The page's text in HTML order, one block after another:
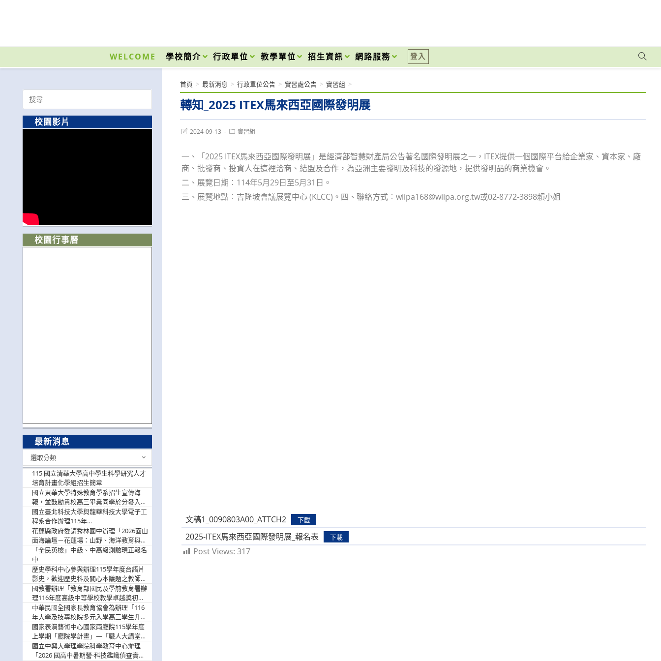
內
WELCOME 學校簡介 行政單位 教學單位 招生資訊 網路服務 登入
轉知_2025 ITEX馬來西亞國際發明展
首頁 > 最新消息 > 行政單位公告 > 實習處公告 > 實習組 >
Post2024-09-13
Post實習組
一、「2025 ITEX馬來西亞國際發明展」是經濟部智慧財產局公告著名國際發明展之一，ITEX提供一個國際平台給企業家、資本家、廠
商、批發商、投資人在這裡洽商、結盟及合作，為亞洲主要發明及科技的發源地，提供發明品的商業機會。
二、展覽日期︰114年5月29日至5月31日。
三、展覽地點︰吉隆坡會議展覽中心 (KLCC)。四、聯絡方式︰wiipa168@wiipa.org.tw或02-8772-3898賴小姐
文稿1_0090803A00_ATTCH2 下載
2025-ITEX馬來西亞國際發明展_報名表 下載
Post Views: 317
Search
for:
校園影片
校園行事曆
最新消息
選取分類
115 國立清華大學高中學生科學研究人才
培育計畫化學組招生簡章
國立東華大學特殊教育學系招生宣傳海
報，並鼓勵貴校高三畢業同學於分發入學
階段踴躍選填。
國立臺北科技大學與龍華科技大學電子工
程系合作辦理115年
「115.08.10~08.12「AI賦能應用於智慧半
導體研習營」，歡迎學生踴躍報名參加
花蓮縣政府委請秀林國中辦理「2026面山
面海論壇－花蓮場：山野、海洋教育與戶
外安全實務課程」，歡迎踴躍報名參加
「全民英檢」中級、中高級測驗現正報名
中
歷史學科中心參與辦理115學年度台語片
影史，歡迎歷史科及關心本議題之教師踴
躍報名參加
國教署辦理「教育部國民及學前教育署辦
理116年度高級中等學校教學卓越獎初選
實施計畫」，鼓勵教師踴躍報名
中華民國全國家長教育協會為辦理「116
年大學及技專校院多元入學高三學生升學
輔導家長說明會」
國家表演藝術中心國家兩廳院115學年度
上學期「廳院學計畫」—「職人大講堂」
及「一日體驗課程」，鼓勵踴躍報名參
與。
國立中興大學理學院科學教育中心辦理
「2026 國高中暑期營-科技鑑識偵查實戰